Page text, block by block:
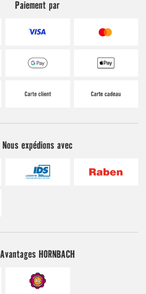
Paiement par
Nous expédions avec
Avantages HORNBACH